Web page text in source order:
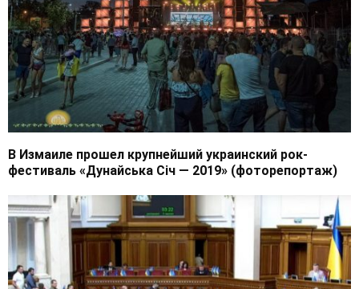
В Измаиле прошел крупнейший украинский рок-
фестиваль «Дунайська Січ — 2019» (фоторепортаж)